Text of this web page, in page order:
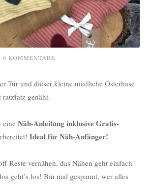
6 KOMMENTARE
Tür und dieser kleine niedliche Osterhase
genäht.
eine Näh-Anleitung inklusive Gratis-
Ideal für Näh-Anfänger!
Reste vernähen, das Nähen geht einfach
geht’s los! Bin mal gespannt, wer alles